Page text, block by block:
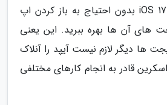
در iPadOS 17 مانند iOS 17 بدون احتیاج به باز کردن اپ
های آن ها بهره ببرید. این یعنی
ها دیگر لازم نیست آیپد را آنلاک
قادر به انجام کارهای مختلفی